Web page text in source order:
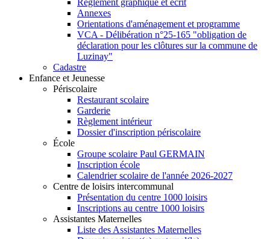
Règlement graphique et écrit
Annexes
Orientations d'aménagement et programme
VCA - Délibération n°25-165 "obligation de
déclaration pour les clôtures sur la commune de
Luzinay"
Cadastre
Enfance et Jeunesse
Périscolaire
Restaurant scolaire
Garderie
Règlement intérieur
Dossier d'inscription périscolaire
École
Groupe scolaire Paul GERMAIN
Inscription école
Calendrier scolaire de l'année 2026-2027
Centre de loisirs intercommunal
Présentation du centre 1000 loisirs
Inscriptions au centre 1000 loisirs
Assistantes Maternelles
Liste des Assistantes Maternelles